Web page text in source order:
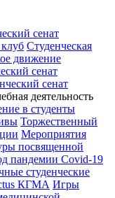
сенат
Студенческая
движение
сенат
сенат
деятельность
в студенты
Торжественный
Мероприятия
посвященной
пандемии Covid-19
студенческие
КГМА Игры